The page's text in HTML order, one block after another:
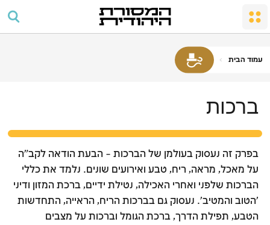
מצוות שמחה במשפחה
העם והארץ
מקדש
מצוות התפילה לגברים
חוקים ומשפטים
שבת ומועדים
המלאכות האסורות
מועדים וחגים
ספירת העומר והימים הלאומיים
חג השבועות
ראש השנה
עמוד הבית
ברכות
בפרק זה נעסוק בעולמן של הברכות – הבעת הודאה לקב"ה
על מאכל, מראה, ריח, טבע ואירועים שונים. נלמד את כללי
הברכות שלפני ואחרי האכילה, נטילת ידיים, ברכת המזון ודיני
'הטוב והמטיב'. נעסוק גם בברכות הריח, הראייה, התחדשות
הטבע, תפילת הדרך, ברכת הגומל וברכות על מצבים